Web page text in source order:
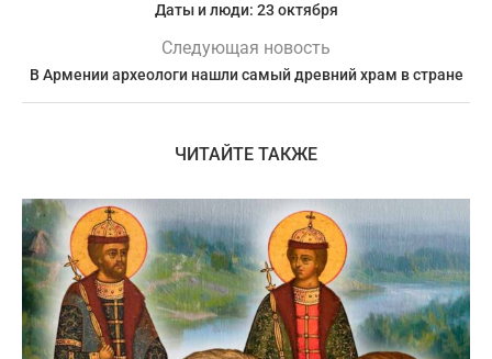
Даты и люди: 23 октября
Следующая новость
В Армении археологи нашли самый древний храм в стране
ЧИТАЙТЕ ТАКЖЕ